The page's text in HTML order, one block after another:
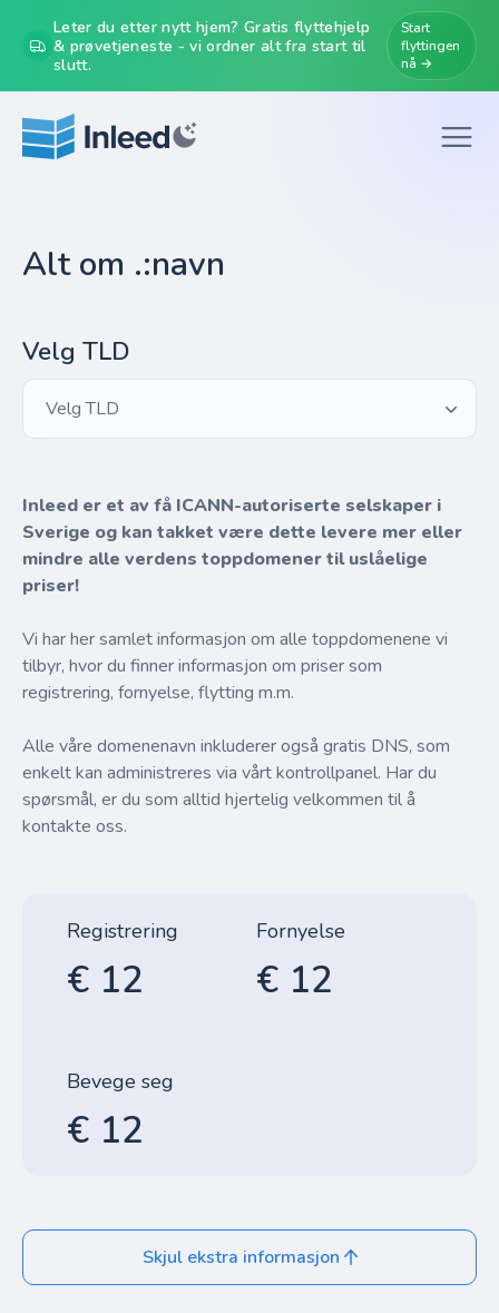
Leter du etter nytt hjem? Gratis flyttehjelp
& prøvetjeneste - vi ordner alt fra start til
slutt.
Start
flyttingen
nå →
Alt om .:navn
Velg TLD
Velg TLD
Inleed er et av få ICANN-autoriserte selskaper i
Sverige og kan takket være dette levere mer eller
mindre alle verdens toppdomener til uslåelige
priser!
Vi har her samlet informasjon om alle toppdomenene vi
tilbyr, hvor du finner informasjon om priser som
registrering, fornyelse, flytting m.m.
Alle våre domenenavn inkluderer også gratis DNS, som
enkelt kan administreres via vårt kontrollpanel. Har du
spørsmål, er du som alltid hjertelig velkommen til å
kontakte oss.
Registrering
€ 12
Fornyelse
€ 12
Bevege seg
€ 12
Skjul ekstra informasjon